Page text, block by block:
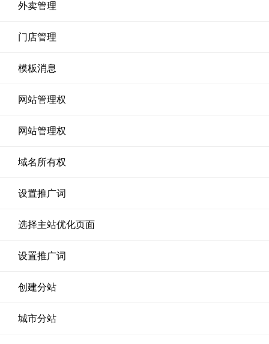
外卖管理
门店管理
模板消息
网站管理权
网站管理权
域名所有权
设置推广词
选择主站优化页面
设置推广词
创建分站
城市分站